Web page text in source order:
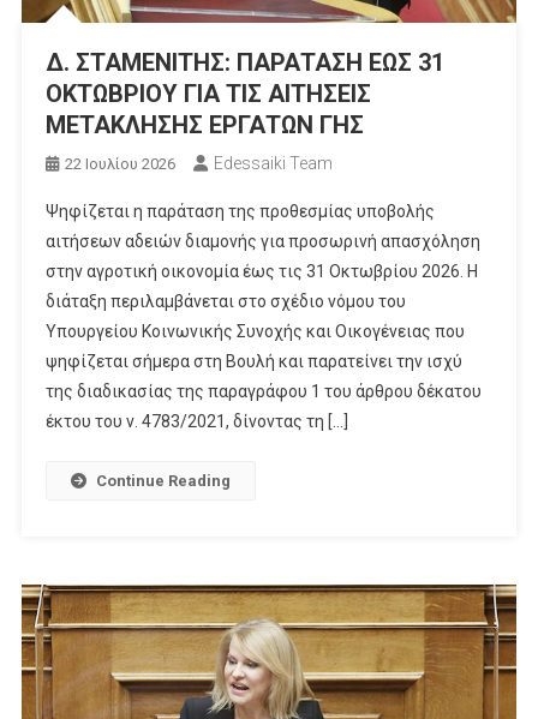
Δ. ΣΤΑΜΕΝΙΤΗΣ: ΠΑΡΑΤΑΣΗ ΕΩΣ 31
ΟΚΤΩΒΡΙΟΥ ΓΙΑ ΤΙΣ ΑΙΤΗΣΕΙΣ
ΜΕΤΑΚΛΗΣΗΣ ΕΡΓΑΤΩΝ ΓΗΣ
22 Ιουλίου 2026 Edessaiki Team
Ψηφίζεται η παράταση της προθεσμίας υποβολής
αιτήσεων αδειών διαμονής για προσωρινή απασχόληση
στην αγροτική οικονομία έως τις 31 Οκτωβρίου 2026. Η
διάταξη περιλαμβάνεται στο σχέδιο νόμου του
Υπουργείου Κοινωνικής Συνοχής και Οικογένειας που
ψηφίζεται σήμερα στη Βουλή και παρατείνει την ισχύ
της διαδικασίας της παραγράφου 1 του άρθρου δέκατου
έκτου του ν. 4783/2021, δίνοντας τη […]
Continue Reading